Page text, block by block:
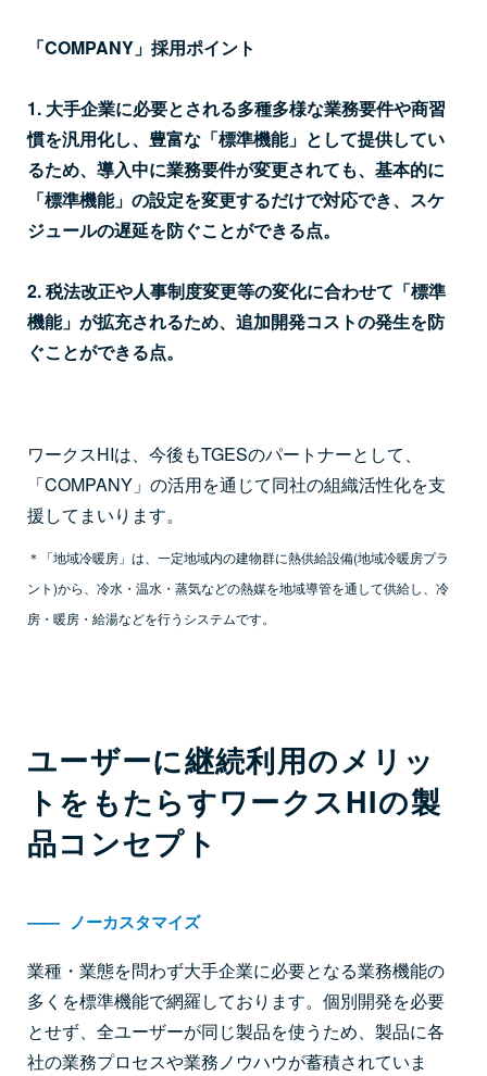
「COMPANY」採用ポイント
1. 大手企業に必要とされる多種多様な業務要件や商習
慣を汎用化し、豊富な「標準機能」として提供してい
るため、導入中に業務要件が変更されても、基本的に
「標準機能」の設定を変更するだけで対応でき、スケ
ジュールの遅延を防ぐことができる点。
2. 税法改正や人事制度変更等の変化に合わせて「標準
機能」が拡充されるため、追加開発コストの発生を防
ぐことができる点。
ワークスHIは、今後もTGESのパートナーとして、
「COMPANY」の活用を通じて同社の組織活性化を支
援してまいります。
＊「地域冷暖房」は、一定地域内の建物群に熱供給設備(地域冷暖房プラ
ント)から、冷水・温水・蒸気などの熱媒を地域導管を通して供給し、冷
房・暖房・給湯などを行うシステムです。
ユーザーに継続利用のメリッ
トをもたらすワークスHIの製
品コンセプト
―― ノーカスタマイズ
業種・業態を問わず大手企業に必要となる業務機能の
多くを標準機能で網羅しております。個別開発を必要
とせず、全ユーザーが同じ製品を使うため、製品に各
社の業務プロセスや業務ノウハウが蓄積されていま